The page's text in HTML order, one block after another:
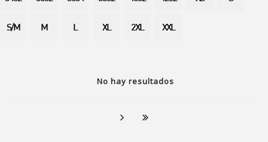
No hay resultados
S/M M L XL 2XL XXL